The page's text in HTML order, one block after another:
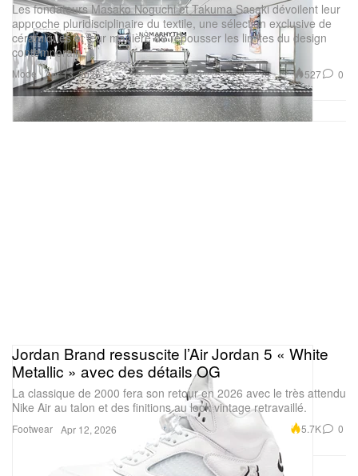
Mode
Les fondateurs Masako Noguchi et Takuma Sasaki dévoilent leur
approche pluridisciplinaire du textile, une sélection exclusive de
céramiques et leur manière de repousser les limites du design
contemporain.
Apr 13, 2026 527 0
Footwear
Jordan Brand ressuscite l’Air Jordan 5 « White
Metallic » avec des détails OG
La classique de 2000 fera son retour en 2026 avec le très attendu
Nike Air au talon et des finitions au look vintage retravaillé.
Apr 12, 2026 5.7K 0